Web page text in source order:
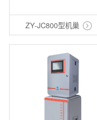
ZY-JC800型机巢